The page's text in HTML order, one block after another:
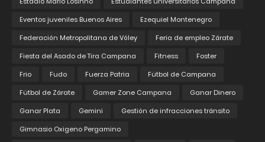
Eventos juveniles Buenos Aires
Ezequiel Montenegro
Federación Metropolitana de Vóley
Feria de empleo Zárate
Fiesta del Asado de Tira Campana
Fitness
Foster
Frio
Fudo Fuerza Patria
Fútbol de Campana
Fútbol de Zárate
Gamer Zone Campana
Ganar Dinero
Ganar Plata
Gemini
Gestión de infracciones tránsito
Gimnasio Oxigeno Pergamino